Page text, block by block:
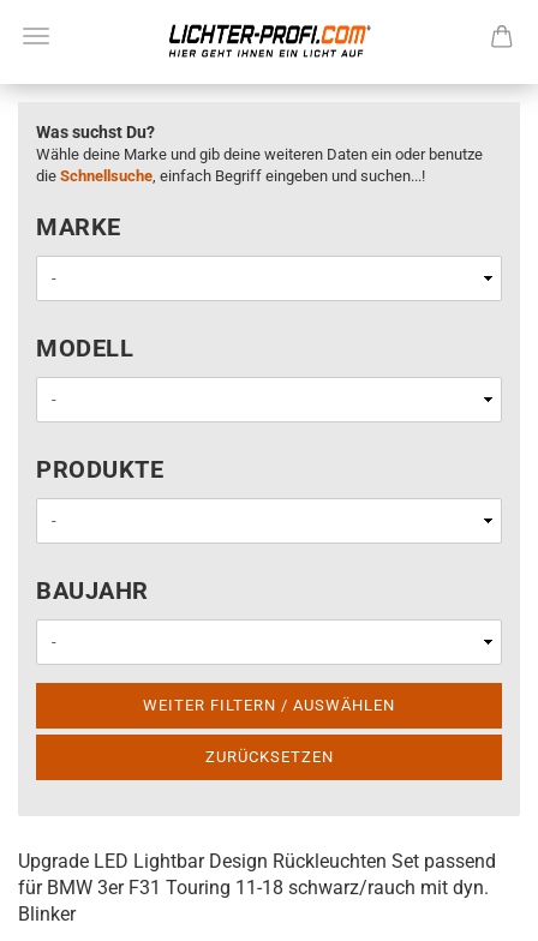
Was suchst Du?
Wähle deine Marke und gib deine weiteren Daten ein oder benutze
die Schnellsuche, einfach Begriff eingeben und suchen...!
MARKE
MARKE
MODELL
MODELL
PRODUKTE
PRODUKTE
BAUJAHR
BAUJAHR
WEITER FILTERN / AUSWÄHLEN
ZURÜCKSETZEN
Upgrade LED Lightbar Design Rückleuchten Set passend
für BMW 3er F31 Touring 11-18 schwarz/rauch mit dyn.
Blinker